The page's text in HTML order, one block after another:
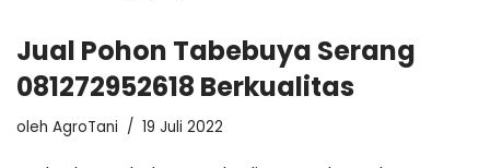
Jual Pohon Tabebuya Serang
081272952618 Berkualitas
oleh AgroTani 19 Juli 2022